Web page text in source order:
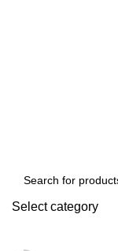
Select category